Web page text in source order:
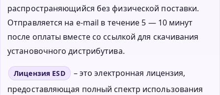
распространяющийся без физической поставки.
Отправляется на e-mail в течение 5 — 10 минут
после оплаты вместе со ссылкой для скачивания
установочного дистрибутива.
Лицензия ESD
– это электронная лицензия,
предоставляющая полный спектр использования